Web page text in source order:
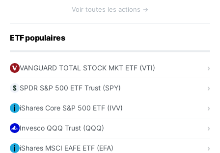
Voir toutes les actions →
ETF populaires
VANGUARD TOTAL STOCK MKT ETF (VTI)
SPDR S&P 500 ETF Trust (SPY)
iShares Core S&P 500 ETF (IVV)
Invesco QQQ Trust (QQQ)
iShares MSCI EAFE ETF (EFA)